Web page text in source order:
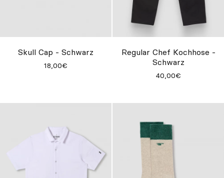
Skull Cap - Schwarz
18,00€
Regular Chef Kochhose -
Schwarz
40,00€